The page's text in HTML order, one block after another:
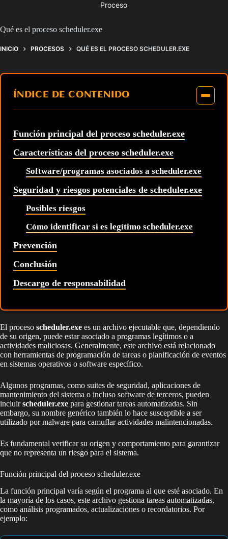
Proceso
Qué es el proceso scheduler.exe
INICIO PROCESOS QUÉ ES EL PROCESO SCHEDULER.EXE
ÍNDICE DE CONTENIDO
Función principal del proceso scheduler.exe
Características del proceso scheduler.exe
Software/programas asociados a scheduler.exe
Seguridad y riesgos potenciales de scheduler.exe
Posibles riesgos
Cómo identificar si es legítimo scheduler.exe
Prevención
Conclusión
Descargo de responsabilidad
El proceso scheduler.exe es un archivo ejecutable que, dependiendo
de su origen, puede estar asociado a programas legítimos o a
actividades maliciosas. Generalmente, este archivo está relacionado
con herramientas de programación de tareas o planificación de eventos
en sistemas operativos o software específico.
Algunos programas, como suites de seguridad, aplicaciones de
mantenimiento del sistema o incluso software de terceros, pueden
incluirscheduler.exe para gestionar tareas automatizadas. Sin
embargo, su nombre genérico también lo hace susceptible a ser
utilizado por malware para camuflar actividades malintencionadas.
Es fundamental verificar su origen y comportamiento para garantizar
que no representa un riesgo para el sistema.
Función principal del proceso scheduler.exe
La función principal varía según el programa al que esté asociado. En
la mayoría de los casos, este archivo gestiona tareas automatizadas,
como análisis programados, actualizaciones o recordatorios. Por
ejemplo: